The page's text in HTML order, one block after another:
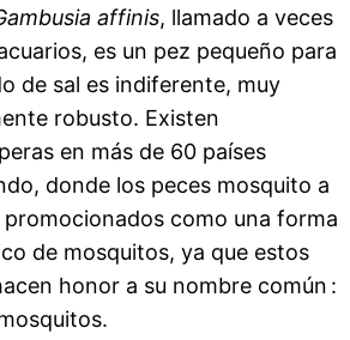
affinis, llamado a veces
es un pez pequeño para
de sal es indiferente, muy
robusto. Existen
en más de 60 países
donde los peces mosquito a
como una forma
de mosquitos, ya que estos
honor a su nombre común :